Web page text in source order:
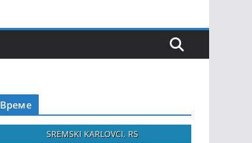
Време
SREMSKI KARLOVCI, RS